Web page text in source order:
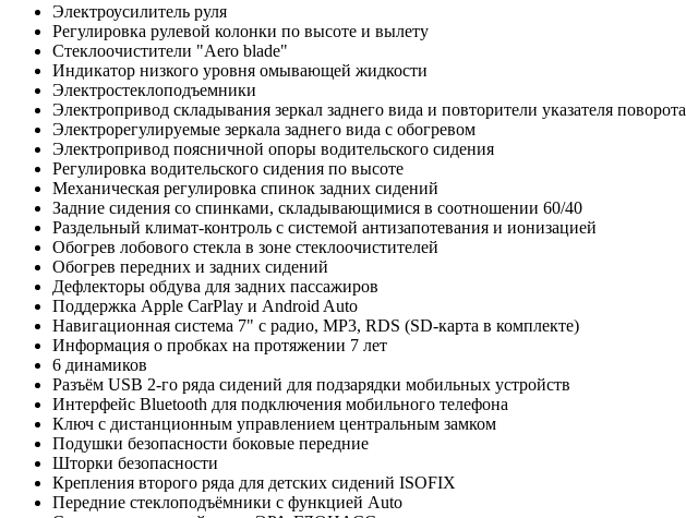
Электроусилитель руля
Регулировка рулевой колонки по высоте и вылету
Cтеклоочистители "Aero blade"
Индикатор низкого уровня омывающей жидкости
Электростеклоподъемники
Электропривод складывания зеркал заднего вида и повторители указателя поворота
Электрорегулируемые зеркала заднего вида с обогревом
Электропривод поясничной опоры водительского сидения
Регулировка водительского сидения по высоте
Механическая регулировка спинок задних сидений
Задние сидения со спинками, складывающимися в соотношении 60/40
Раздельный климат-контроль с системой антизапотевания и ионизацией
Обогрев лобового стекла в зоне стеклоочистителей
Обогрев передних и задних сидений
Дефлекторы обдува для задних пассажиров
Поддержка Apple CarPlay и Android Auto
Навигационная система 7" с радио, MP3, RDS (SD-карта в комплекте)
Информация о пробках на протяжении 7 лет
6 динамиков
Разъём USB 2-го ряда сидений для подзарядки мобильных устройств
Интерфейс Bluetooth для подключения мобильного телефона
Ключ с дистанционным управлением центральным замком
Подушки безопасности боковые передние
Шторки безопасности
Крепления второго ряда для детских сидений ISOFIX
Передние стеклоподъёмники с функцией Auto